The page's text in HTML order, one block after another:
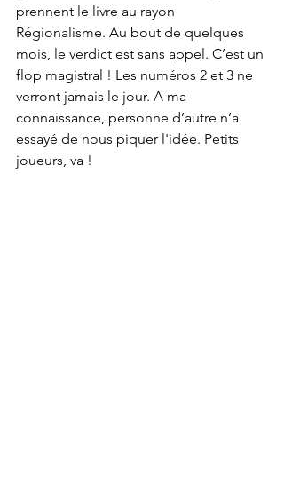
prennent le livre au rayon
Régionalisme. Au bout de quelques
mois, le verdict est sans appel. C’est un
flop magistral ! Les numéros 2 et 3 ne
verront jamais le jour. A ma
connaissance, personne d’autre n’a
essayé de nous piquer l'idée. Petits
joueurs, va !